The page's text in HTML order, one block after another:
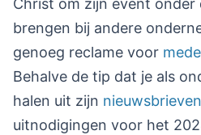
Christ om zijn event onder
brengen bij andere
genoeg reclame voor
Behalve de tip dat je als
halen uit zijn nieuwsbrieven
uitnodigingen voor het